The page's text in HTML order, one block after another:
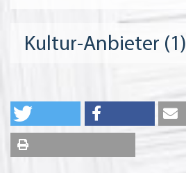
Kultur-Anbieter (1)